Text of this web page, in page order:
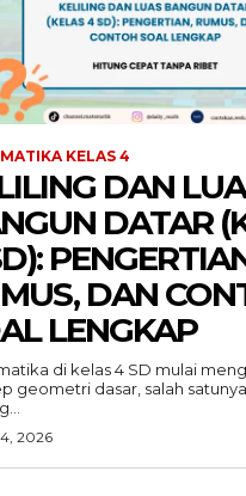
KELAS 4
DAN
DATAR
DAN
LENGKAP
di kelas 4 SD mulai
geometri dasar, salah
2026